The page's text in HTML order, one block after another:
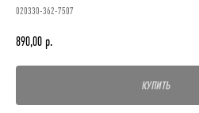
020330-362-7507
890,00 р.
КУПИТЬ